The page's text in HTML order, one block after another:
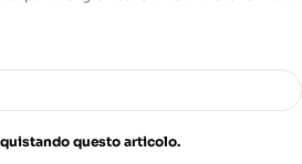
offrendo un ambiente
questo articolo.